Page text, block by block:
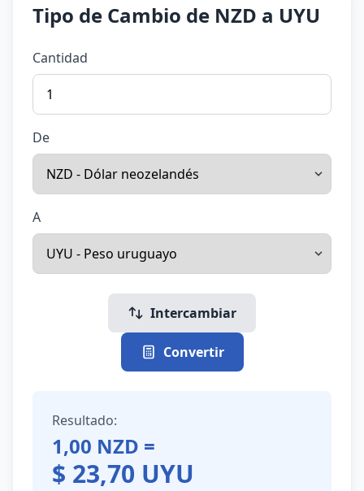
Tipo de Cambio de NZD a UYU
Cantidad
De
A
Intercambiar
Convertir
Resultado:
1,00 NZD =
$ 23,70 UYU